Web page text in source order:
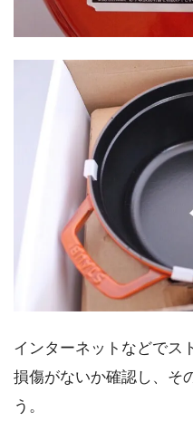
インターネットなどでス
損傷がないか確認し、そ
う。